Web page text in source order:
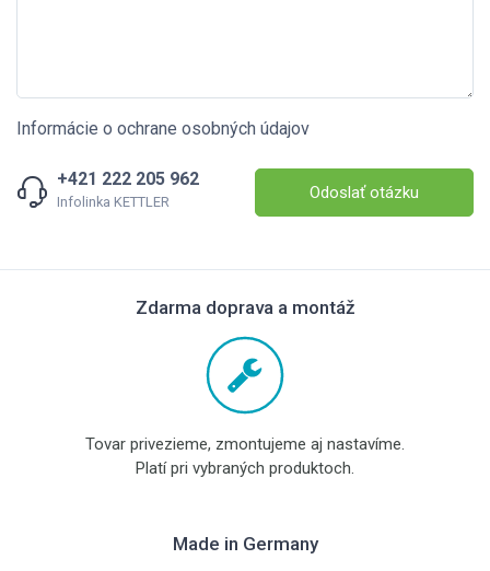
Informácie o ochrane osobných údajov
+421 222 205 962
Infolinka KETTLER Odoslať otázku
Zdarma doprava a montáž
Tovar privezieme, zmontujeme aj nastavíme.
Platí pri vybraných produktoch.
Made in Germany